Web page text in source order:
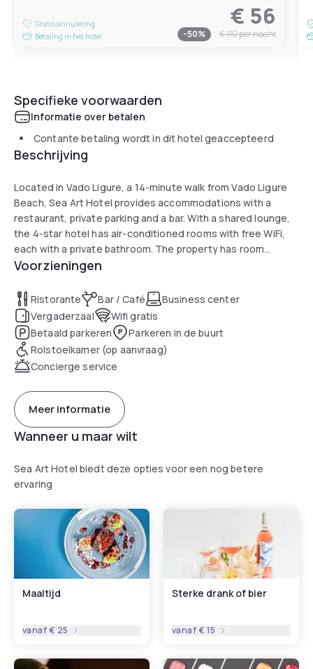
Gratis annulering
Betaling in het hotel
€ 56
-50% € 110per nacht
Specifieke voorwaarden
Informatie over betalen
Contante betaling wordt in dit hotel geaccepteerd
Beschrijving
Located in Vado Ligure, a 14-minute walk from Vado Ligure
Beach, Sea Art Hotel provides accommodations with a
restaurant, private parking and a bar. With a shared lounge,
the 4-star hotel has air-conditioned rooms with free WiFi,
each with a private bathroom. The property has room
service, and luggage storage for guests.
At the hotel, all rooms include a desk. Each room comes
with a safety deposit box, while certain rooms include a
balcony and others also offer sea views. Guest rooms in
Sea Art Hotel are equipped with a flat-screen TV and free
toiletries.
the property.
Speaking German, English, Spanish and French at the 24-
Voorzieningen
Ristorante Bar / Café
Business center
Vergaderzaal
Wifi gratis
Betaald parkeren
Parkeren in de buurt
Rolstoelkamer (op aanvraag)
Concierge service
Meer informatie
Wanneer u maar wilt
Sea Art Hotel biedt deze opties voor een nog betere
ervaring
Maaltijd
vanaf€ 25
Sterke drank of bier
vanaf€ 15